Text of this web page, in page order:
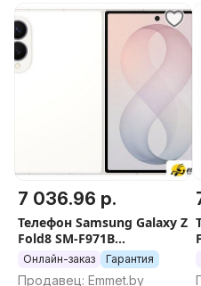
7 036.96 р.
Телефон Samsung Galaxy Z
Fold8 SM-F971B
12GB/512GB (бежевый)
Онлайн-заказ Гарантия
Продавец: Emmet.by